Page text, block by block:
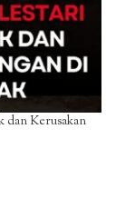
dan Kerusakan